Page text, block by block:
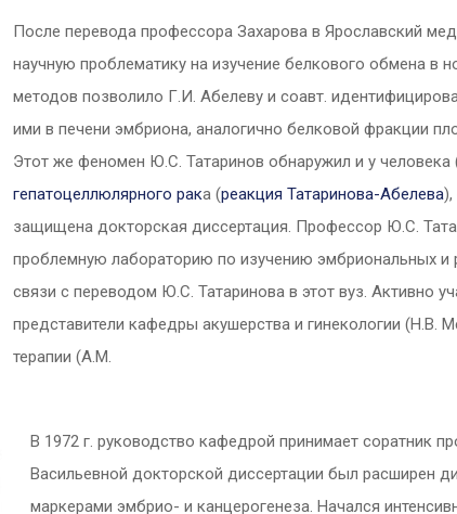
После перевода профессора Захарова в Ярославский
научную проблематику на изучение белкового обмена в
методов позволило Г.И. Абелеву и соавт.
ими в печени эмбриона, аналогично белковой фракции
Этот же феномен Ю.С. Татаринов обнаружил и у
гепатоцеллюлярного рака (реакция Татаринова-Абелева
защищена докторская диссертация. Профессор Ю.С.
проблемную лабораторию по изучению эмбриональных
связи с переводом Ю.С. Татаринова в этот вуз. Активно
представители кафедры акушерства и гинекологии
терапии (А.М.
В 1972 г. руководство кафедрой принимает соратник
Васильевной докторской диссертации был расширен
маркерами эмбрио- и канцерогенеза. Начался